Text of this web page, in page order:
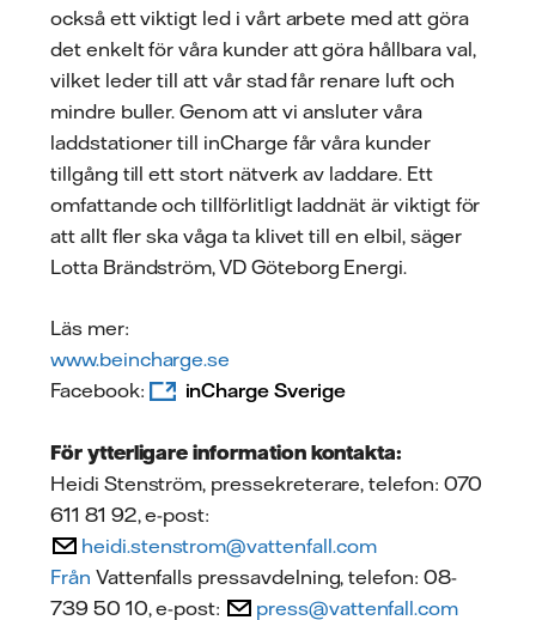
också ett viktigt led i vårt arbete med att göra
det enkelt för våra kunder att göra hållbara val,
vilket leder till att vår stad får renare luft och
mindre buller. Genom att vi ansluter våra
laddstationer till inCharge får våra kunder
tillgång till ett stort nätverk av laddare. Ett
omfattande och tillförlitligt laddnät är viktigt för
att allt fler ska våga ta klivet till en elbil, säger
Lotta Brändström, VD Göteborg Energi.
Läs mer:
www.beincharge.se
Facebook:
inCharge Sverige
För ytterligare information kontakta:
Heidi Stenström, pressekreterare, telefon: 070
611 81 92, e-post:
heidi.stenstrom@vattenfall.com
Från Vattenfalls pressavdelning, telefon: 08-
739 50 10, e-post:
press@vattenfall.com